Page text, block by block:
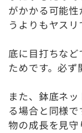
がかかる可能
うよりもヤスリ
底に目打ちな
ためです。必ず
また、鉢底ネ
る場合と同様
物の成長を見守